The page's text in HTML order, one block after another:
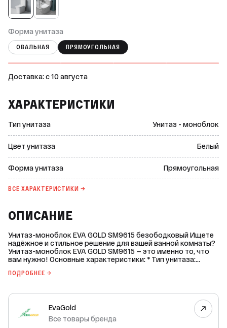
Форма унитаза
ОВАЛЬНАЯ ПРЯМОУГОЛЬНАЯ
Доставка: c 10 августа
ХАРАКТЕРИСТИКИ
Тип унитаза Унитаз - моноблок
Цвет унитаза Белый
Форма унитаза Прямоугольная
ВСЕ ХАРАКТЕРИСТИКИ →
ОПИСАНИЕ
Унитаз-моноблок EVA GOLD SM9615 безободковый Ищете
надёжное и стильное решение для вашей ванной комнаты?
Унитаз-моноблок EVA GOLD SM9615 — это именно то, что
вам нужно! Основные характеристики: * Тип унитаза:
Стиль: современный. * Материал унитаза: санитарный
Преимущества: * Безободковая чаша (Rimless):
обеспечивает более гигиеничный смыв и упрощает уход за
унитазом. * Воронкообразная конструкция чаши:
способствует быстрому и эффективному смыву. *
Каскадный смыв: эффективно очищает чашу унитаза. *
ПОДРОБНЕЕ →
EvaGold
Все товары бренда